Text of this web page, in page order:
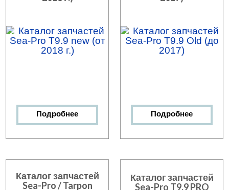
Подробнее Подробнее
Каталог запчастей
Sea-Pro / Tarpon
Каталог запчастей
Sea-Pro T9.9 PRO